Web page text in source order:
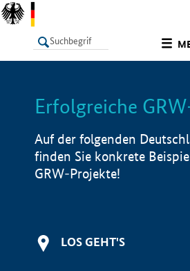
LISTE
Erfolgreiche
Auf der folgenden
finden Sie konkrete
GRW-Projekte!
LOS GEHT'S